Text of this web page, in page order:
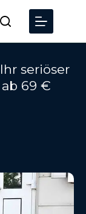
seriöser
69 €